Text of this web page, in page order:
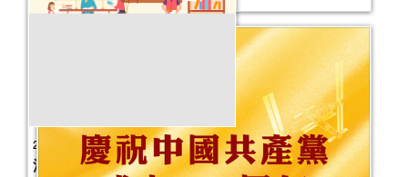
2025年文化局公共圖書館義工計劃
活動日期：2025年09月30日